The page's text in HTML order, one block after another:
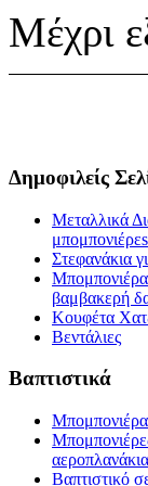
Μέχρι
Δημοφιλείς
Μεταλλικά
μπομπονιέρεs
Στεφανάκια
βαμβακερή
Κουφέτα
Βεντάλιες
Βαπτιστικά
Μπομπονιέρα
αεροπλανάκια
Βαπτιστικό